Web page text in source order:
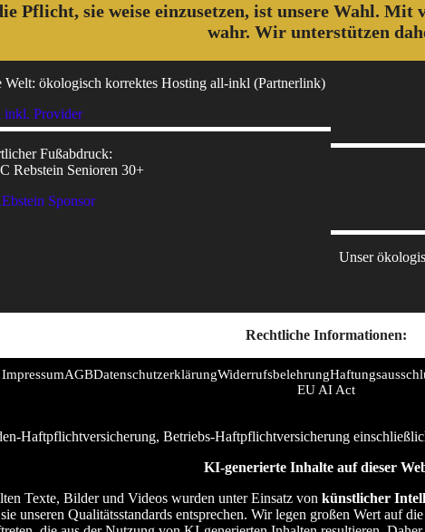
Pflicht, sie weise einzusetzen, ist unsere Wahl.
wahr. Wir unterstützen
Welt: ökologisch korrektes Hosting all-inkl (Partnerlink)
Fußabdruck:
Rebstein Senioren 30+
Unser
Rechtliche Informationen:
ImpressumAGBDatenschutzerklärungWiderrufsbelehrung
EU AI Act
Haftpflichtversicherung, Betriebs-Haftpflichtversicherung
KI-generierte Inhalte auf dieser
Texte, Bilder und Videos wurden unter Einsatz von künstlicher
unseren Qualitätsstandards entsprechen. Wir legen großen Wert auf die